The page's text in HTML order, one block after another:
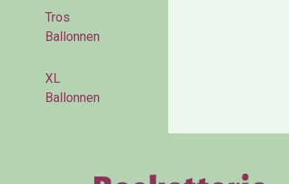
Tros
Ballonnen
XL
Ballonnen